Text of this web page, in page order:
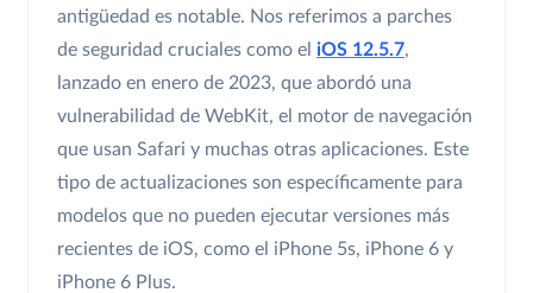
antigüedad es notable. Nos referimos a parches
de seguridad cruciales como el iOS 12.5.7,
lanzado en enero de 2023, que abordó una
vulnerabilidad de WebKit, el motor de navegación
que usan Safari y muchas otras aplicaciones. Este
tipo de actualizaciones son específicamente para
modelos que no pueden ejecutar versiones más
recientes de iOS, como el iPhone 5s, iPhone 6 y
iPhone 6 Plus.